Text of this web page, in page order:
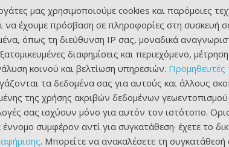
μας χρησιμοποιούμε cookies και παρόμοιες
να έχουμε πρόσβαση σε πληροφορίες στη συσκευή
όπως τη διεύθυνση IP σας, μοναδικά
διαφημίσεις και περιεχόμενο,
κοινού και βελτίωση υπηρεσιών. Προμηθευτές
τα δεδομένα σας για αυτούς και άλλους
της χρήσης ακριβών δεδομένων γεωεντοπισμού
σας ισχύουν μόνο για αυτόν τον ιστότοπο.
συμφέρον αντί για συγκατάθεση· έχετε το
. Μπορείτε να ανακαλέσετε τη